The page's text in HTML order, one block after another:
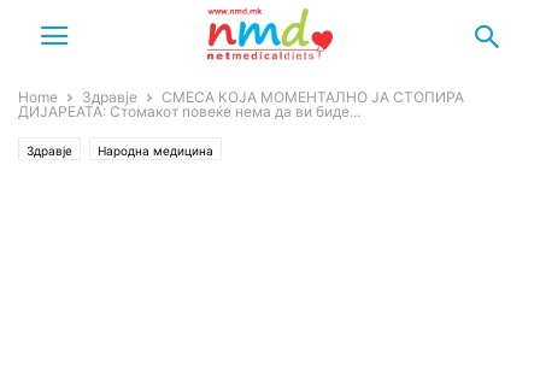
Home Здравје
СМЕСА КОЈА МОМЕНТАЛНО ЈА СТОПИРА
ДИЈАРЕАТА: Стомакот повеќе нема да ви биде...
Здравје Народна медицина